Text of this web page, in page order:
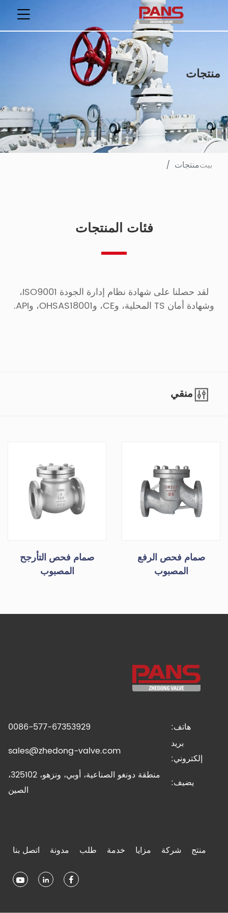
منتجات
بيتمنتجات
فئات المنتجات
لقد حصلنا على شهادة نظام إدارة الجودة ISO9001،
وشهادة أمان TS المحلية، وCE، وOHSAS18001، وAPI.
منقي
صمام فحص الرفع
المصبوب
صمام فحص التأرجح
المصبوب
هاتف:
0086-577-67353929
بريد
إلكتروني:
sales@zhedong-valve.com
يضيف:
منطقة دونغو الصناعية، أوبي، ونزهو، 325102،
الصين
منتج شركة مزايا خدمة طلب مدونة اتصل بنا